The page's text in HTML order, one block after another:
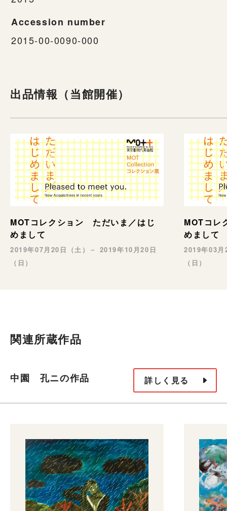
Accession number
2015-00-0090-000
出品情報（当館開催）
MOTコレクション ただいま／はじ
めまして
2019年07月20日（土）－ 2019年10月20日
（日）
MOTコレ
めまして
2019年03
（日）
関連所蔵作品
中園 孔ニの作品 詳しく見る